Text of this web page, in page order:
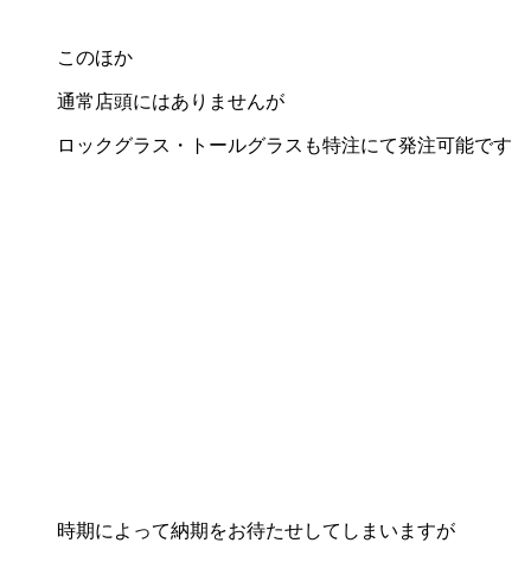
このほか
通常店頭にはありませんが
ロックグラス・トールグラスも特注にて発注可能です
時期によって納期をお待たせしてしまいますが